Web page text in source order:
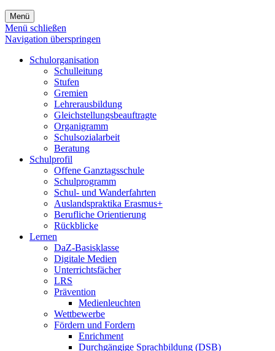
Menü
Menü schließen
Navigation überspringen
Schulorganisation
Schulleitung
Stufen
Gremien
Lehrerausbildung
Gleichstellungsbeauftragte
Organigramm
Schulsozialarbeit
Beratung
Schulprofil
Offene Ganztagsschule
Schulprogramm
Schul- und Wanderfahrten
Auslandspraktika Erasmus+
Berufliche Orientierung
Rückblicke
Lernen
DaZ-Basisklasse
Digitale Medien
Unterrichtsfächer
LRS
Prävention
Medienleuchten
Wettbewerbe
Fördern und Fordern
Enrichment
Durchgängige Sprachbildung (DSB)